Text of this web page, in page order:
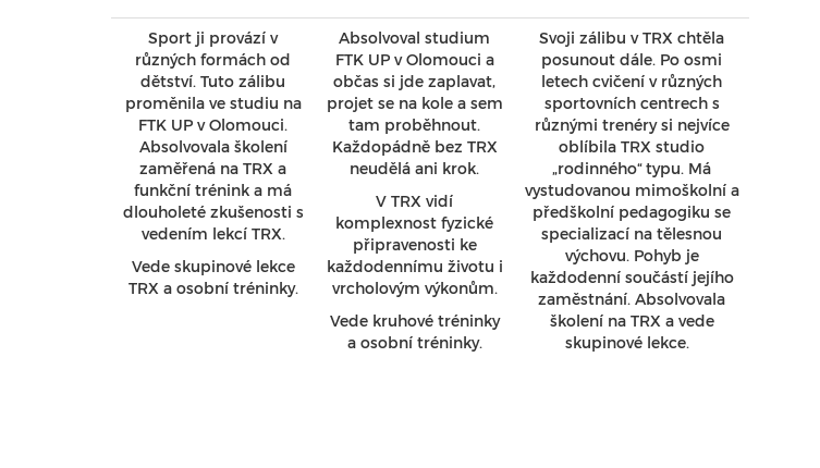
Sport ji provází v
různých formách od
dětství. Tuto zálibu
proměnila ve studiu na
FTK UP v Olomouci.
Absolvovala školení
zaměřená na TRX a
funkční trénink a má
dlouholeté zkušenosti s
vedením lekcí TRX.
Vede skupinové lekce
TRX a osobní tréninky.
Absolvoval studium
FTK UP v Olomouci a
občas si jde zaplavat,
projet se na kole a sem
tam proběhnout.
Každopádně bez TRX
neudělá ani krok.
V TRX vidí
komplexnost fyzické
připravenosti ke
každodennímu životu i
vrcholovým výkonům.
Vede kruhové tréninky
a osobní tréninky.
Svoji zálibu v TRX chtěla
posunout dále. Po osmi
letech cvičení v různých
sportovních centrech s
různými trenéry si nejvíce
oblíbila TRX studio
„rodinného“ typu. Má
vystudovanou mimoškolní a
předškolní pedagogiku se
specializací na tělesnou
výchovu. Pohyb je
každodenní součástí jejího
zaměstnání. Absolvovala
školení na TRX a vede
skupinové lekce.